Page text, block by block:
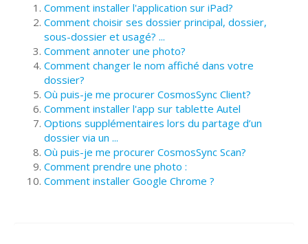
Comment installer l'application sur iPad?
Comment choisir ses dossier principal, dossier,
sous-dossier et usagé? ...
Comment annoter une photo?
Comment changer le nom affiché dans votre
dossier?
Où puis-je me procurer CosmosSync Client?
Comment installer l'app sur tablette Autel
Options supplémentaires lors du partage d’un
dossier via un ...
Où puis-je me procurer CosmosSync Scan?
Comment prendre une photo :
Comment installer Google Chrome ?